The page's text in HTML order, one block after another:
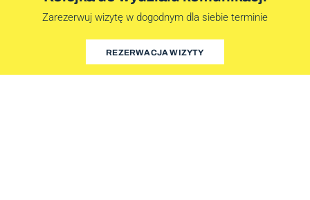
Zarezerwuj wizytę w dogodnym dla siebie terminie
REZERWACJA WIZYTY